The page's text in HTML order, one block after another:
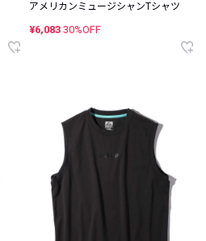
アメリカンミュージシャンTシャツ
¥6,083 30%OFF